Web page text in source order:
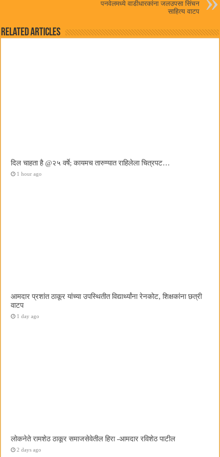
पनवेलमध्ये वाडीधारकांना जलउपसा सिंचन
साहित्य वाटप
Related Articles
दिल चाहता है @२५ वर्षे; कायमच तारुण्यात राहिलेला चित्रपट…
1 hour ago
आमदार प्रशांत ठाकूर यांच्या उपस्थितीत विद्यार्थ्यांना रेनकोट, शिक्षकांना छत्री
वाटप
1 day ago
लोकनेते रामशेठ ठाकूर समाजसेवेतील हिरा -आमदार रविशेठ पाटील
2 days ago